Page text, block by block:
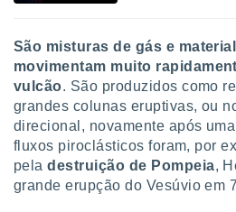
seu
ou opor-
qualquer
em “
na
São misturas de gás e
movimentam muito
vulcão. São produzidos como
grandes colunas eruptivas, ou
direcional, novamente após
fluxos piroclásticos foram, por
peladestruição de Pompeia,
grande erupção do Vesúvio em